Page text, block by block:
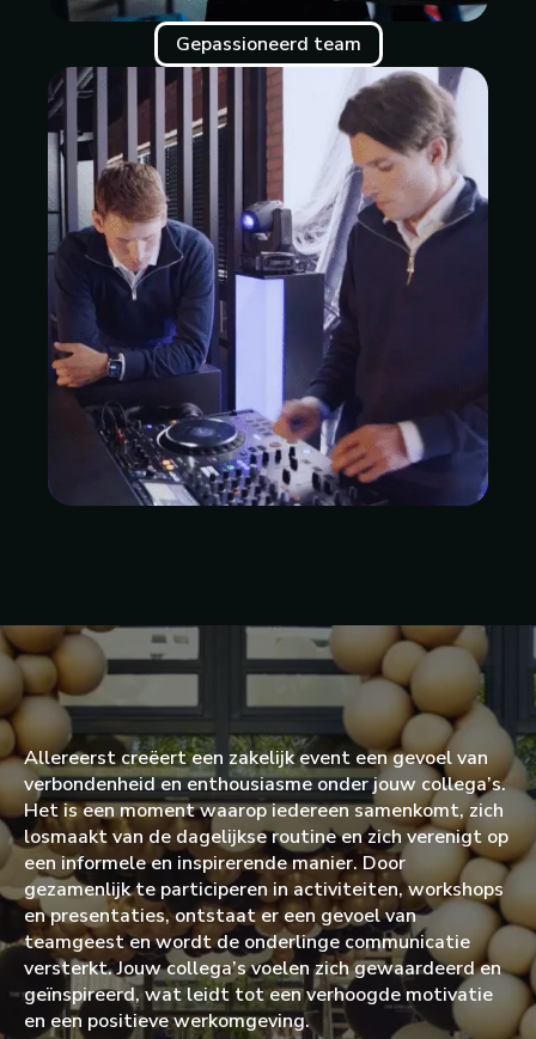
Gepassioneerd team
Allereerst creëert een zakelijk event een gevoel van
verbondenheid en enthousiasme onder jouw collega’s.
Het is een moment waarop iedereen samenkomt, zich
losmaakt van de dagelijkse routine en zich verenigt op
een informele en inspirerende manier. Door
gezamenlijk te participeren in activiteiten, workshops
en presentaties, ontstaat er een gevoel van
teamgeest en wordt de onderlinge communicatie
versterkt. Jouw collega’s voelen zich gewaardeerd en
geïnspireerd, wat leidt tot een verhoogde motivatie
en een positieve werkomgeving.